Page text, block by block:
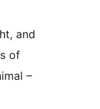
and
of
–